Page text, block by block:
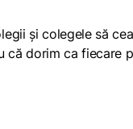
și colegele să
că dorim ca fiecare